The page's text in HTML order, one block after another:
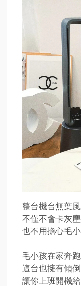
整台機台無葉
不僅不會卡灰塵
也不用擔心毛
毛小孩在家奔
這台也擁有傾
讓你上班開機